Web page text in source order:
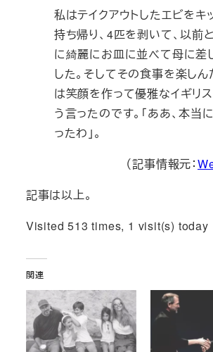
私はテイクアウトしたエビをキ
持ち帰り、4匹を剥いて、以前
に綺麗にお皿に並べて母に差
した。そしてその食事を楽しん
は笑顔を作って優雅なイギリ
う言ったのです。「ああ、本当
ったわ」。
（記事情報元：
記事は以上。
Visited 513 times, 1 visit(s) today
関連